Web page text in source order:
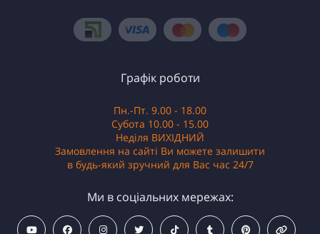
Графік роботи
Пн.-Пт. 9.00 - 18.00
Субота 10.00 - 15.00
Неділя ВИХІДНИЙ
Замовлення на сайті Ви можете залишити
в будь-який зручний для Вас час 24/7
Ми в соціальних мережах: